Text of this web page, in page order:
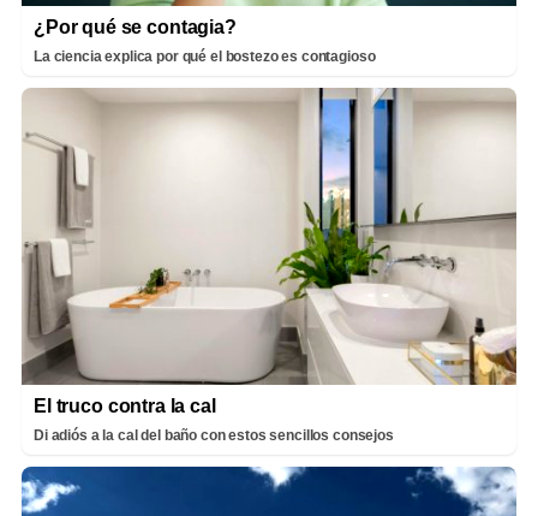
¿Por qué se contagia?
La ciencia explica por qué el bostezo es contagioso
El truco contra la cal
Di adiós a la cal del baño con estos sencillos consejos